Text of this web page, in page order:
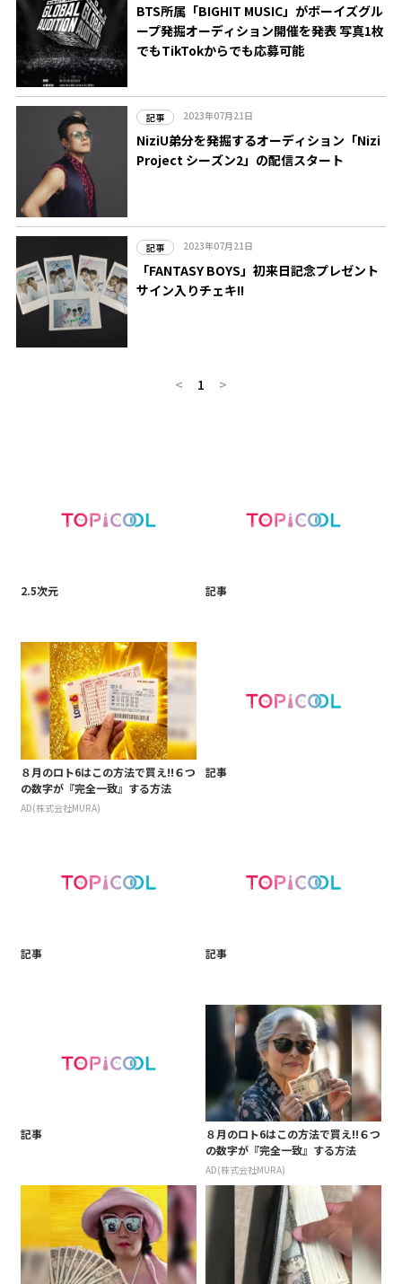
BTS所属「BIGHIT MUSIC」がボーイズグル
ープ発掘オーディション開催を発表 写真1枚
でもTikTokからでも応募可能
記事 2023年07月21日
NiziU弟分を発掘するオーディション「Nizi
Project シーズン2」の配信スタート
記事 2023年07月21日
「FANTASY BOYS」初来日記念プレゼント
サイン入りチェキ!!
< 1 >
2.5次元 記事
８月のロト6はこの方法で買え!!６つ
の数字が『完全一致』する方法
AD(株式会社MURA)
記事
記事 記事
記事
８月のロト6はこの方法で買え!!６つ
の数字が『完全一致』する方法
AD(株式会社MURA)